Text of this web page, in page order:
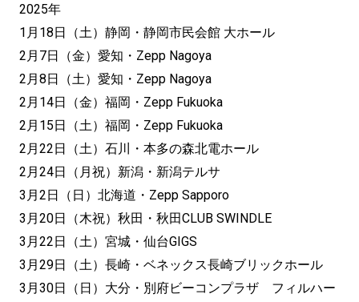
2025年
1月18日（土）静岡・静岡市民会館 大ホール
2月7日（金）愛知・Zepp Nagoya
2月8日（土）愛知・Zepp Nagoya
2月14日（金）福岡・Zepp Fukuoka
2月15日（土）福岡・Zepp Fukuoka
2月22日（土）石川・本多の森北電ホール
2月24日（月祝）新潟・新潟テルサ
3月2日（日）北海道・Zepp Sapporo
3月20日（木祝）秋田・秋田CLUB SWINDLE
3月22日（土）宮城・仙台GIGS
3月29日（土）長崎・ベネックス長崎ブリックホール
3月30日（日）大分・別府ビーコンプラザ フィルハー